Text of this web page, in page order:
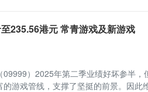
235.56港元 常青游戏及新游戏
）2025年第二季业绩好坏参半，
游戏管线，支撑了坚挺的前景。因此